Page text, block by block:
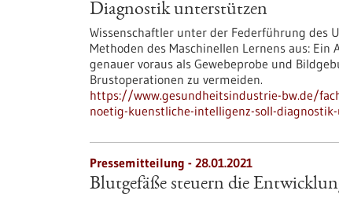
Diagnostik unterstützen
Wissenschaftler unter der Federführung des
Methoden des Maschinellen Lernens aus:
genauer voraus als Gewebeprobe und
Brustoperationen zu vermeiden.
https://www.gesundheitsindustrie-bw.de/
noetig-kuenstliche-intelligenz-soll-
Pressemitteilung - 28.01.2021
Blutgefäße steuern die